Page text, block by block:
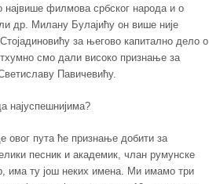
највише филмова србског народа и о
др. Милану Булајићу он више није
за његово капитално дело о
смо дали високо признање за
Павичевићу.
најуспешнијима?
пута ће признање добити за
песник и академик, члан румунске
има ту још неких имена. Ми имамо три